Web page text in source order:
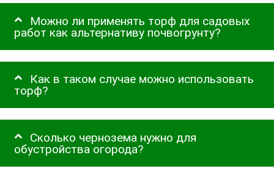
Можно ли применять торф для садовых
работ как альтернативу почвогрунту?
Как в таком случае можно использовать
торф?
Сколько чернозема нужно для
обустройства огорода?